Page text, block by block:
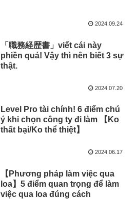
2024.09.24
「職務経歴書」viết cái này
phiền quá! Vậy thì nên biết 3 sự
thật.
2024.07.20
Level Pro tài chính! 6 điểm chú
ý khi chọn công ty đi làm 【Ko
thất bại/Ko thể thiệt】
2024.06.17
【Phương pháp làm việc qua
loa】5 điểm quan trọng để làm
việc qua loa đúng cách